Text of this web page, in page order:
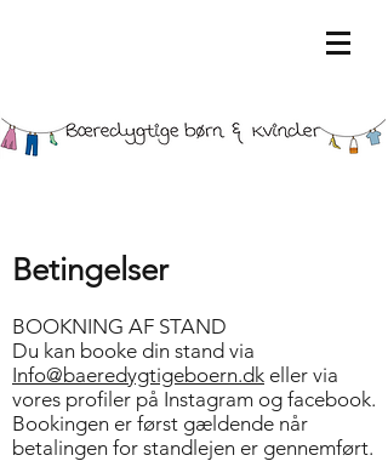
Betingelser
BOOKNING AF STAND
Du kan booke din stand via
Info@baeredygtigeboern.dk eller via
vores profiler på Instagram og facebook.
Bookingen er først gældende når
betalingen for standlejen er gennemført.